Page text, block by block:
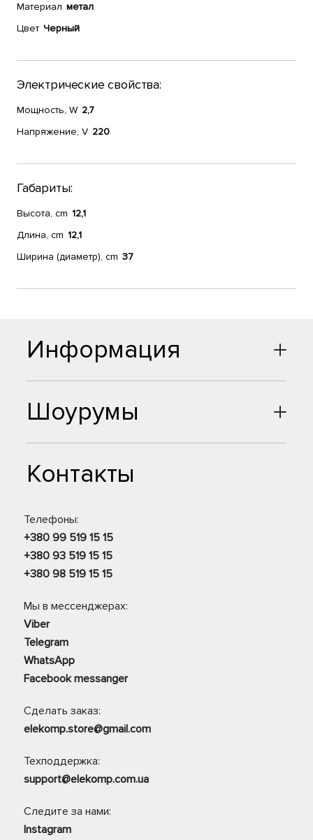
Материал метал
Цвет Черный
Электрические свойства:
Мощность, W 2,7
Напряжение, V 220
Габариты:
Высота, cm 12,1
Длина, cm 12,1
Ширина (диаметр), cm 37
Шоурумы
Контакты
Телефоны:
+380 99 519 15 15
+380 93 519 15 15
+380 98 519 15 15
Мы в мессенджерах:
Viber
Telegram
WhatsApp
Facebook messanger
Сделать заказ:
elekomp.store@gmail.com
Техподдержка:
support@elekomp.com.ua
Следите за нами:
Instagram
Информация